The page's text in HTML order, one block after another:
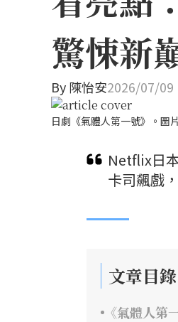
驚悚新
By陳怡安2026/07/09
日劇《氣體人第一號》。圖
Netflix日
卡司飆戲
文章目錄
《氣體人第